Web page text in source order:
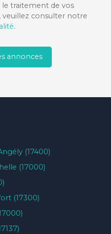
le traitement de vos
consulter notre
.
annonces
(17400)
(17000)
(17300)